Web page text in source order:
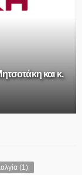
και κ.
(1)